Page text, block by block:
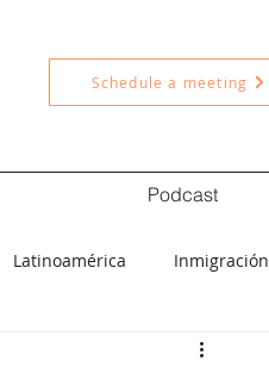
Schedule a meeting
Podcast
Latinoamérica Inmigración
Nacional